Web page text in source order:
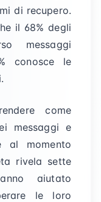
di recupero.
il 68% degli
messaggi
conosce le
come
messaggi e
al momento
rivela sette
aiutato
le loro